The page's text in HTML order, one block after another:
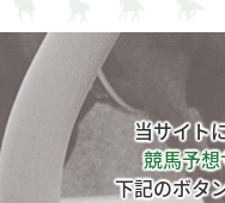
当サイト
競馬予
下記のボタ